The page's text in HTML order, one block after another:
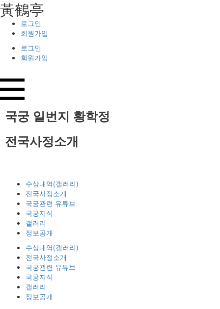
⿈鶴亭
로그인
회원가입
로그인
회원가입
국궁 일번지 황학정
전국사정소개
수상내역(갤러리)
전국사정소개
국궁관련 유튜브
국궁지식
갤러리
정보공개
수상내역(갤러리)
전국사정소개
국궁관련 유튜브
국궁지식
갤러리
정보공개